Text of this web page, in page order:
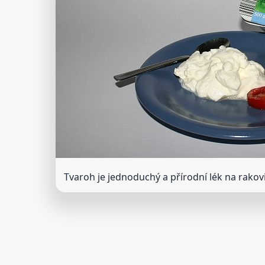
Tvaroh je jednoduchý a přírodní lék na